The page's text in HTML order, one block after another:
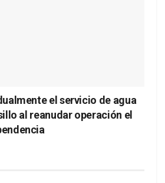
el servicio de agua
al reanudar operación el